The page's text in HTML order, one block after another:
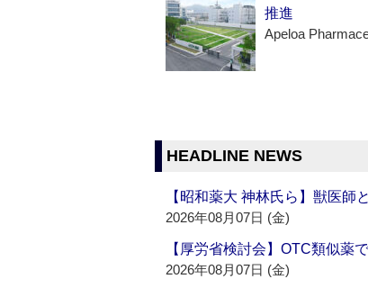
推進
Apeloa
HEADLINE NEWS
【昭和薬大 神林氏ら】獣医師
2026年08月07日 (金)
【厚労省検討会】OTC類似薬
2026年08月07日 (金)